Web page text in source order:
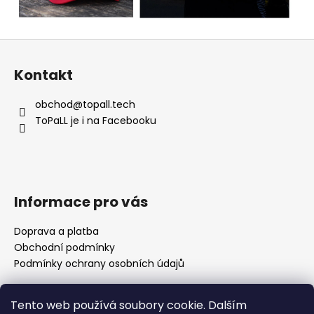
Tento web používá soubory cookie. Dalším
Kontakt
obchod@topall.tech
ToPaLL je i na Facebooku
Informace pro vás
Doprava a platba
Obchodní podmínky
Podmínky ochrany osobních údajů